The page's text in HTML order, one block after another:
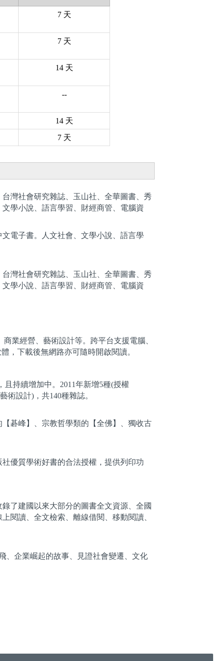
7 天
7 天
14 天
--
14 天
7 天
灣社會研究雜誌、玉山社、全華圖書、秀
學小說、語言學習、財經商管、電腦資
電子書。人文社會、文學小說、語言學
灣社會研究雜誌、玉山社、全華圖書、秀
學小說、語言學習、財經商管、電腦資
業經營、藝術設計等。跨平台支援電腦、
，下載後無網路亦可隨時開啟閱讀。
持續增加中。2011年新增5種(授權
術設計)，共140種雜誌。
碁峰】、宗教哲學類的【全佛】、獨收古
優質學術好書的合法授權，提供列印功
了建國以來大部分的圖書全文資源、全國
閱讀、全文檢索、離線借閱、移動閱讀、
、企業崛起的故事、見證社會變遷、文化